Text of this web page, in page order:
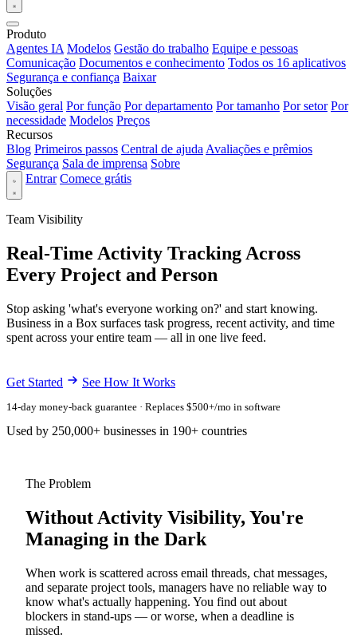
Produto
Agentes IA Modelos Gestão do trabalho Equipe e pessoas
Comunicação Documentos e conhecimento Todos os 16 aplicativos
Segurança e confiança Baixar
Soluções
Visão geral Por função Por departamento Por tamanho Por setor Por
necessidade Modelos Preços
Recursos
Blog Primeiros passos Central de ajuda Avaliações e prêmios
Segurança Sala de imprensa Sobre
Entrar Comece grátis
Team Visibility
Real-Time Activity Tracking Across
Every Project and Person
Stop asking 'what's everyone working on?' and start knowing.
Business in a Box surfaces task progress, recent activity, and time
spent across your entire team — all in one live feed.
Get Started See How It Works
14-day money-back guarantee · Replaces $500+/mo in software
Used by 250,000+ businesses in 190+ countries
The Problem
Without Activity Visibility, You're
Managing in the Dark
When work is scattered across email threads, chat messages,
and separate project tools, managers have no reliable way to
know what's actually happening. You find out about
blockers in stand-ups — or worse, when a deadline is
missed.